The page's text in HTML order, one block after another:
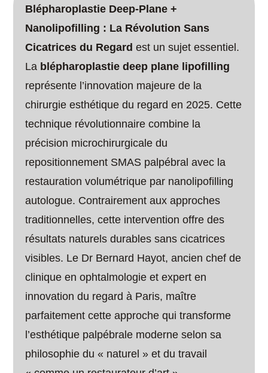
Blépharoplastie Deep-Plane +
Nanolipofilling : La Révolution Sans
Cicatrices du Regard est un sujet essentiel.
La blépharoplastie deep plane lipofilling
représente l’innovation majeure de la
chirurgie esthétique du regard en 2025. Cette
technique révolutionnaire combine la
précision microchirurgicale du
repositionnement SMAS palpébral avec la
restauration volumétrique par nanolipofilling
autologue. Contrairement aux approches
traditionnelles, cette intervention offre des
résultats naturels durables sans cicatrices
visibles. Le Dr Bernard Hayot, ancien chef de
clinique en ophtalmologie et expert en
innovation du regard à Paris, maître
parfaitement cette approche qui transforme
l’esthétique palpébrale moderne selon sa
philosophie du « naturel » et du travail